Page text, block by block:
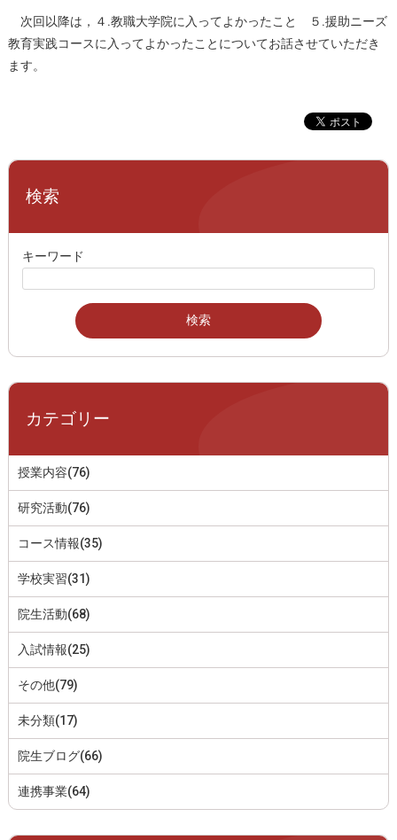
次回以降は，４.教職大学院に入ってよかったこと ５.援助ニーズ
教育実践コースに入ってよかったことについてお話させていただき
ます。
検索
キーワード
カテゴリー
授業内容(76)
研究活動(76)
コース情報(35)
学校実習(31)
院生活動(68)
入試情報(25)
その他(79)
未分類(17)
院生ブログ(66)
連携事業(64)